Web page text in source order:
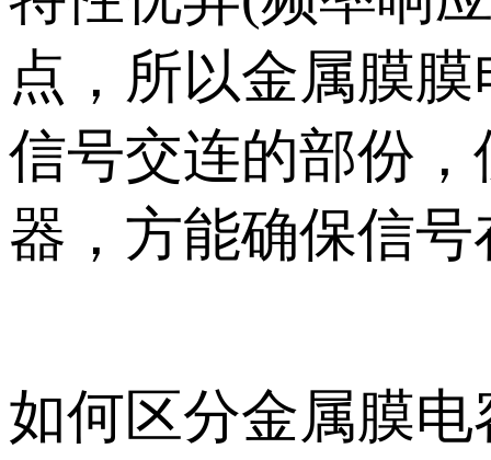
点，所以金属膜
信号交连的部份
器，方能确保信
如何区分金属膜电